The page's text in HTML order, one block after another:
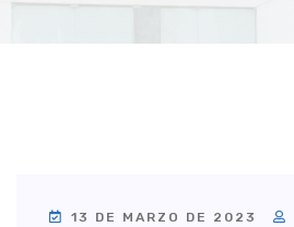
13 DE MARZO DE 2023